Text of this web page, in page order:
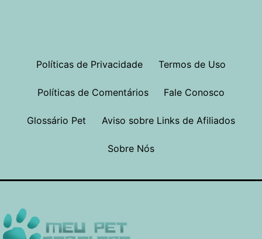
Políticas de Privacidade Termos de Uso
Políticas de Comentários Fale Conosco
Glossário Pet Aviso sobre Links de Afiliados
Sobre Nós